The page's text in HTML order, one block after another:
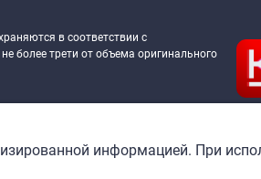
в соответствии с
более трети от объема оригинального
информацией. При